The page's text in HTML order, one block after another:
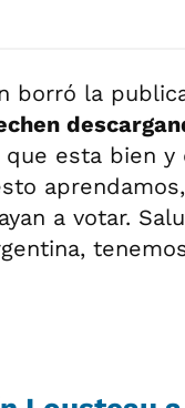
borró la
que esta bien y
a votar.